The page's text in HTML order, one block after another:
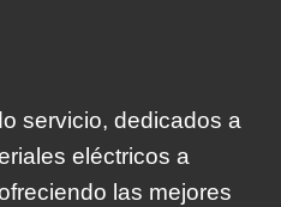
servicio, dedicados a
eléctricos a
las mejores